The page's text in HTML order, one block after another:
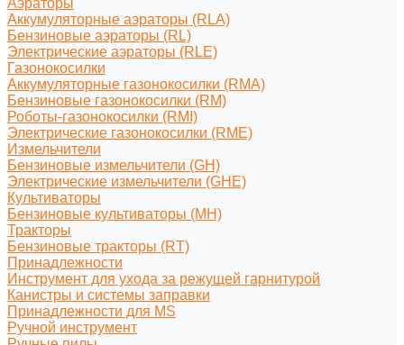
Аэраторы
Аккумуляторные аэраторы (RLA)
Бензиновые аэраторы (RL)
Электрические аэраторы (RLE)
Газонокосилки
Аккумуляторные газонокосилки (RMA)
Бензиновые газонокосилки (RM)
Роботы-газонокосилки (RMI)
Электрические газонокосилки (RME)
Измельчители
Бензиновые измельчители (GH)
Электрические измельчители (GHE)
Культиваторы
Бензиновые культиваторы (MH)
Тракторы
Бензиновые тракторы (RT)
Принадлежности
Инструмент для ухода за режущей гарнитурой
Канистры и системы заправки
Принадлежности для MS
Ручной инструмент